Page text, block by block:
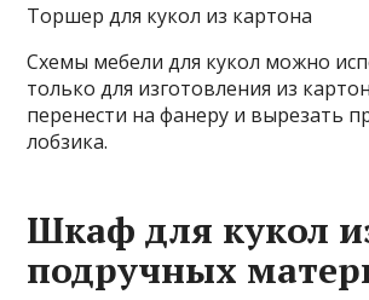
Торшер для кукол из картона
Схемы мебели для кукол можно
только для изготовления из
перенести на фанеру и вырезать
лобзика.
Шкаф для кукол
подручных